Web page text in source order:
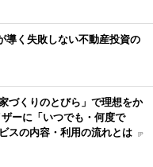
導く失敗しない不動産投資の
づくりのとびら」で理想をか
ーに「いつでも・何度で
スの内容・利用の流れとは [P